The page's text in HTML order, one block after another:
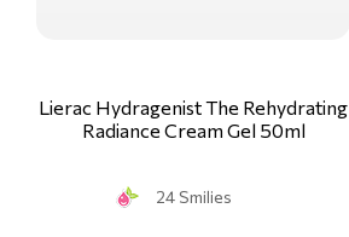
Lierac Hydragenist The Rehydrating
Radiance Cream Gel 50ml
24 Smilies